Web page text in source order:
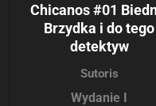
Chicanos #01
Brzydka i do tego
detektyw
Sutoris
Wydanie I